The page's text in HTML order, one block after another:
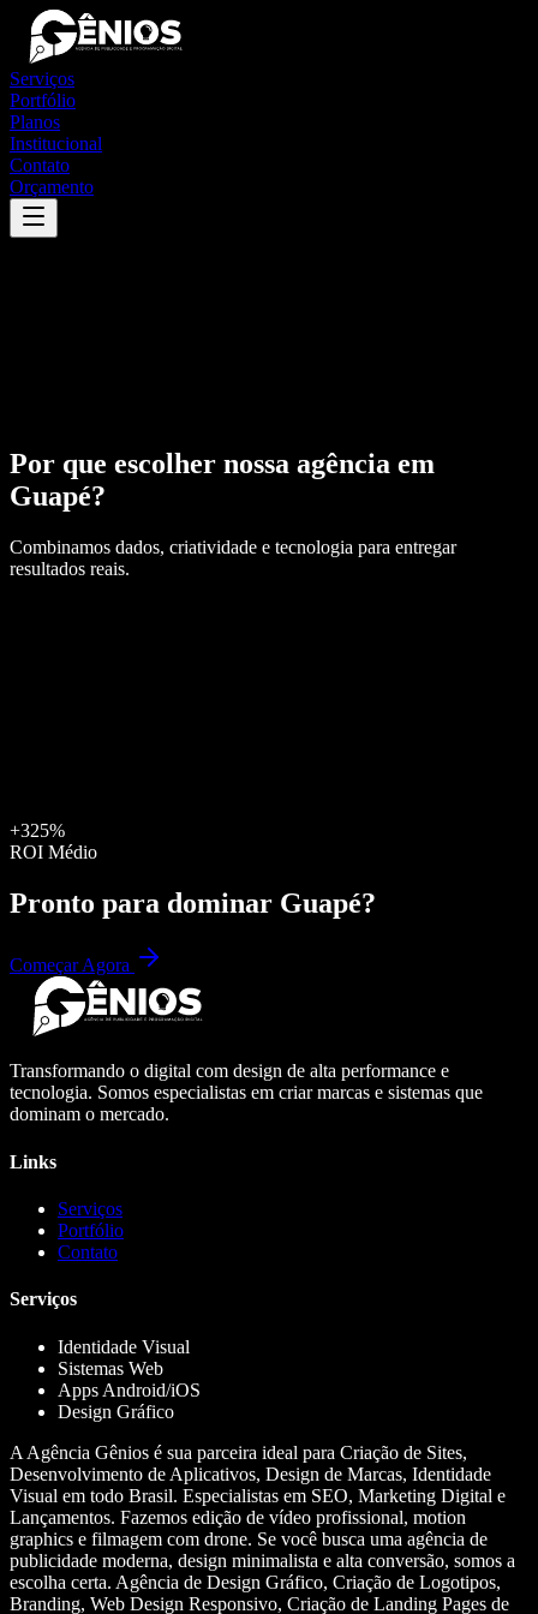
Serviços
Portfólio
Planos
Institucional
Contato
Orçamento
Por que escolher nossa agência em
Guapé?
Combinamos dados, criatividade e tecnologia para entregar
resultados reais.
+325%
ROI Médio
Pronto para dominar Guapé?
Começar Agora
Transformando o digital com design de alta performance e
tecnologia. Somos especialistas em criar marcas e sistemas que
dominam o mercado.
Links
Serviços
Portfólio
Contato
Serviços
Identidade Visual
Sistemas Web
Apps Android/iOS
Design Gráfico
A Agência Gênios é sua parceira ideal para Criação de Sites,
Desenvolvimento de Aplicativos, Design de Marcas, Identidade
Visual em todo Brasil. Especialistas em SEO, Marketing Digital e
Lançamentos. Fazemos edição de vídeo profissional, motion
graphics e filmagem com drone. Se você busca uma agência de
publicidade moderna, design minimalista e alta conversão, somos a
escolha certa. Agência de Design Gráfico, Criação de Logotipos,
Branding, Web Design Responsivo, Criação de Landing Pages de